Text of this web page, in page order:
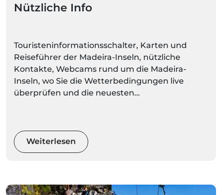
Nützliche Info
Touristeninformationsschalter, Karten und
Reiseführer der Madeira-Inseln, nützliche
Kontakte, Webcams rund um die Madeira-
Inseln, wo Sie die Wetterbedingungen live
überprüfen und die neuesten
Weiterlesen